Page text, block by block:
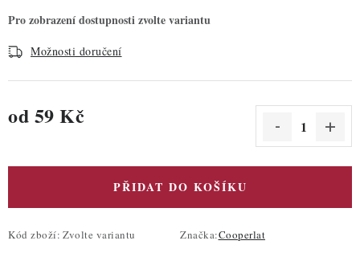
Možnosti doručení
od 59 Kč
PŘIDAT DO KOŠÍKU
Kód zboží: Zvolte variantu Značka:Cooperlat